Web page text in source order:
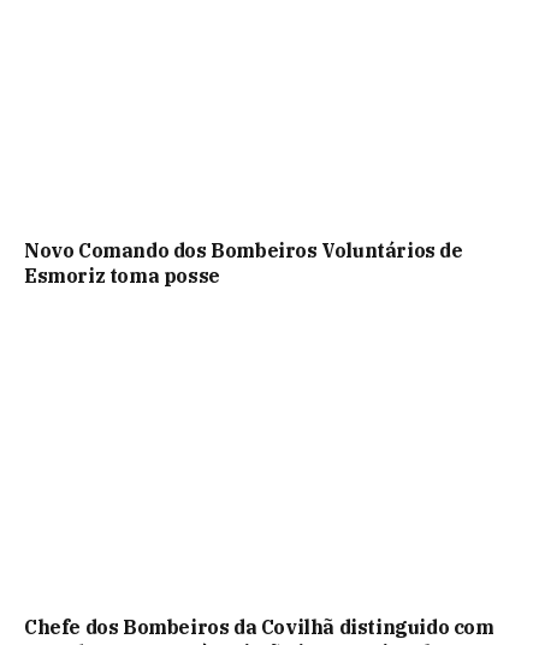
Novo Comando dos Bombeiros Voluntários de
Esmoriz toma posse
Chefe dos Bombeiros da Covilhã distinguido com